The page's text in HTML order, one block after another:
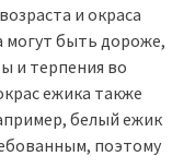
и окраса
быть дороже,
и терпения во
ежика также
белый ежик
поэтому